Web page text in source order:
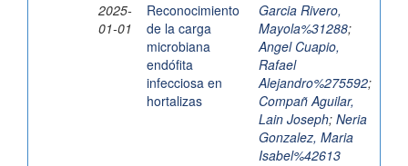
2025-
01-01
Reconocimiento
de la carga
microbiana
endófita
infecciosa en
hortalizas
Garcia Rivero,
Mayola%31288;
Angel Cuapio,
Rafael
Alejandro%275592;
Compañ Aguilar,
Lain Joseph; Neria
Gonzalez, Maria
Isabel%42613